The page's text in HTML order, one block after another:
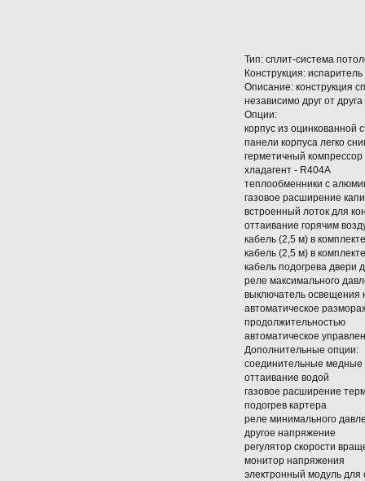
Тип: сплит-система
Конструкция:
Описание: конструкция
независимо друг от
Опции:
корпус из оцинкованной
панели корпуса легко
герметичный
хладагент - R404A
теплообменники с
газовое расширение
встроенный лоток для
оттаивание горячим
кабель (2,5 м) в
кабель (2,5 м) в
кабель подогрева двери
реле максимального
выключатель освещения
автоматическое
продолжительностью
автоматическое
Дополнительные опции:
соединительные медные
оттаивание водой
газовое расширение
подогрев картера
реле минимального
другое напряжение
регулятор скорости
монитор напряжения
электронный модуль